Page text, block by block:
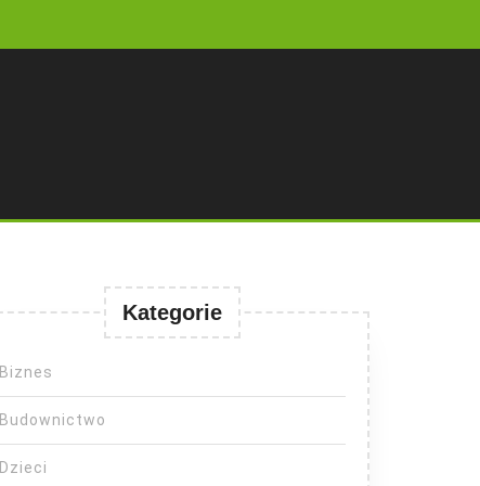
Kategorie
Biznes
Budownictwo
Dzieci